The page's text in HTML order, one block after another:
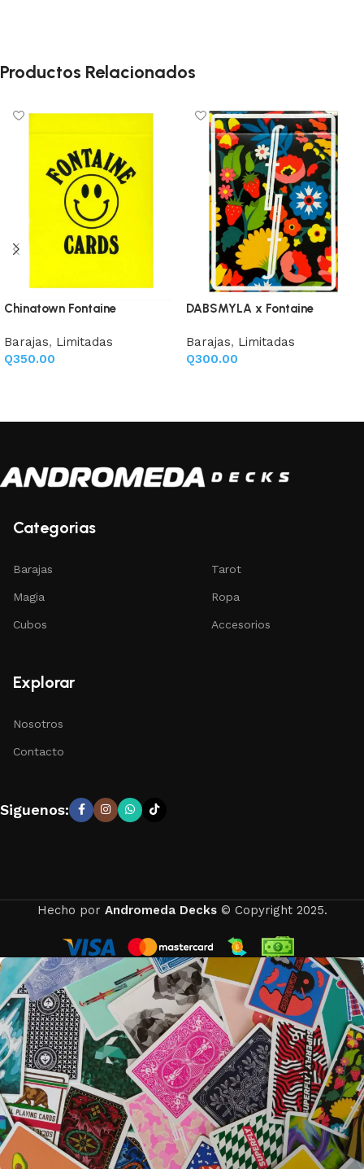
Productos Relacionados
Chinatown Fontaine
Barajas, Limitadas
Q350.00
DABSMYLA x Fontaine
Barajas, Limitadas
Q300.00
Categorias
Barajas
Magia
Cubos
Tarot
Ropa
Accesorios
Explorar
Nosotros
Contacto
Siguenos:
Hecho por Andromeda Decks© Copyright 2025.